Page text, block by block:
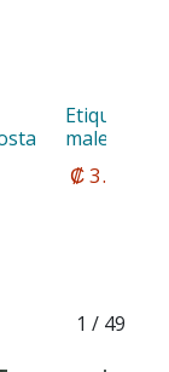
Etiqueta
maleta con
₡ 3.500
1 / 49